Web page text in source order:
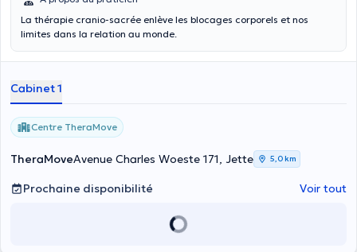
La thérapie cranio-sacrée enlève les blocages corporels et nos
limites dans la relation au monde.
Cabinet 1
Centre TheraMove
TheraMoveAvenue Charles Woeste 171, Jette 5,0 km
Prochaine disponibilité Voir tout